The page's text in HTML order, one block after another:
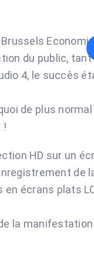
Economic
du public, tant
4, le succès
de plus normal
!
HD sur un
de
écrans plats
la